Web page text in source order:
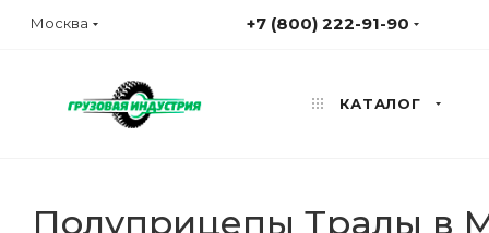
Москва +7 (800) 222-91-90
КАТАЛОГ
Полуприцепы Тралы в